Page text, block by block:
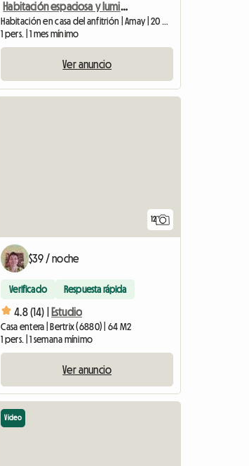
Habitación espaciosa y luminosa en una casa tranquila
Habitación en casa del anfitrión | Amay | 20 M2
1 pers. | 1 mes mínimo
Ver anuncio
12
$39 / noche
Verificado Respuesta rápida
4.8 (14) | Estudio
Casa entera | Bertrix (6880) | 64 M2
1 pers. | 1 semana mínimo
Ver anuncio
Video